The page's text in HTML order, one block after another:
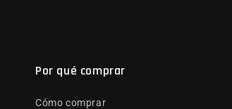
Por qué comprar
Cómo comprar